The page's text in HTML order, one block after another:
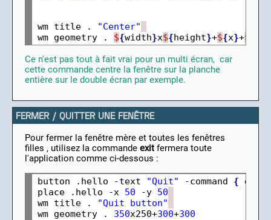
wm title .
"Center"
wm geometry . ${width}x${height}+${x}+$
Ce n'est pas tout à fait vrai pour un multi écran, car
cette commande centre la fenêtre sur la planche
entière sur le double écran par exemple.
FERMER / QUITTER UNE FENÊTRE
Pour fermer la fenêtre mère et toutes les fenêtres
filles , utilisez la commande exit fermera toute
l'application comme ci-dessous :
button .hello -text "Quit" -command { exit
place .hello -x 50 -y 50
wm title .
"Quit button"
wm geometry . 350x250+300+300